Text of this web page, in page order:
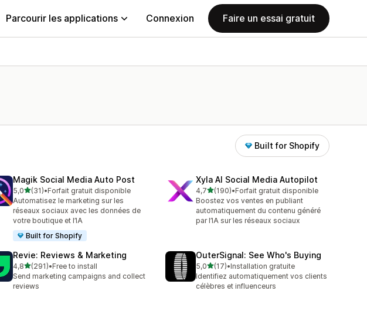
Parcourir les applications Connexion Faire un essai gratuit
Built for Shopify
Magik Social Media Auto Post
5,0étoile(s) sur 5
(31)
31 avis au total
•Forfait gratuit disponible
Automatisez le marketing sur les
réseaux sociaux avec les données de
votre boutique et l’IA
Built for Shopify
Xyla AI Social Media Autopilot
4,7étoile(s) sur 5
(190)
190 avis au total
•Forfait gratuit disponible
Boostez vos ventes en publiant
automatiquement du contenu généré
par l’IA sur les réseaux sociaux
Revie: Reviews & Marketing
4,8étoile(s) sur 5
(291)
291 avis au total
•Free to install
Send marketing campaigns and collect
reviews
OuterSignal: See Who's Buying
5,0étoile(s) sur 5
(17)
17 avis au total
•Installation gratuite
Identifiez automatiquement vos clients
célèbres et influenceurs